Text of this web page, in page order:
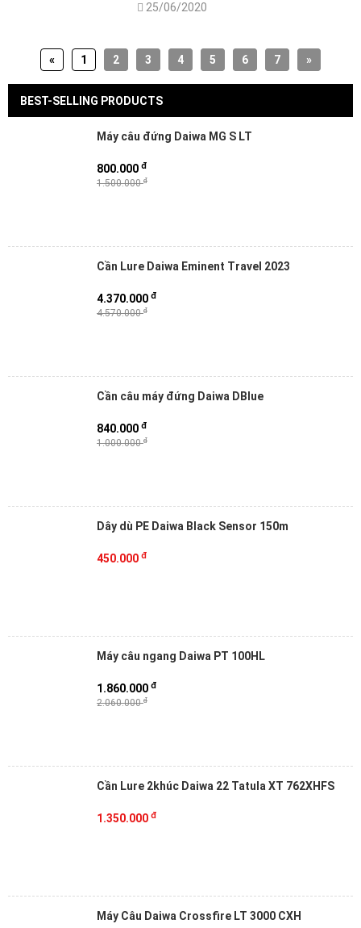
25/06/2020
« 1 2 3 4 5 6 7 »
BEST-SELLING PRODUCTS
Máy câu đứng Daiwa MG S LT
1.500.000đ
800.000 đ
Cần Lure Daiwa Eminent Travel 2023
4.570.000đ
4.370.000 đ
Cần câu máy đứng Daiwa DBlue
1.000.000đ
840.000 đ
Dây dù PE Daiwa Black Sensor 150m
450.000 đ
Máy câu ngang Daiwa PT 100HL
2.060.000đ
1.860.000 đ
Cần Lure 2khúc Daiwa 22 Tatula XT 762XHFS
1.350.000 đ
Máy Câu Daiwa Crossfire LT 3000 CXH